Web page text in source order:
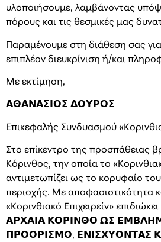
υλοποιήσουμε, λαμβάνοντας
πόρους και τις θεσμικές μας
Παραμένουμε στη διάθεση σας
επιπλέον διευκρίνιση ή/και
Με εκτίμηση,
𝝖𝝝𝝖𝝢𝝖𝝨𝝞𝝤𝝨 𝝙𝝤𝝪𝝦𝝤𝝨
Επικεφαλής Συνδυασμού
Στο επίκεντρο της προσπάθειας
Κόρινθος, την οποία το
αντιμετωπίζει ως το κορυφαίο
περιοχής. Με αποφασιστικότητα
«Κορινθιακό Επιχειρείν»
𝝖𝝦𝝬𝝖𝝞𝝖 𝝟𝝤𝝦𝝞𝝢𝝝𝝤 𝝮𝝨
𝝥𝝦𝝤𝝤𝝦𝝞𝝨𝝡𝝤, 𝝚𝝢𝝞𝝨𝝬𝝪𝝤𝝢𝝩𝝖𝝨